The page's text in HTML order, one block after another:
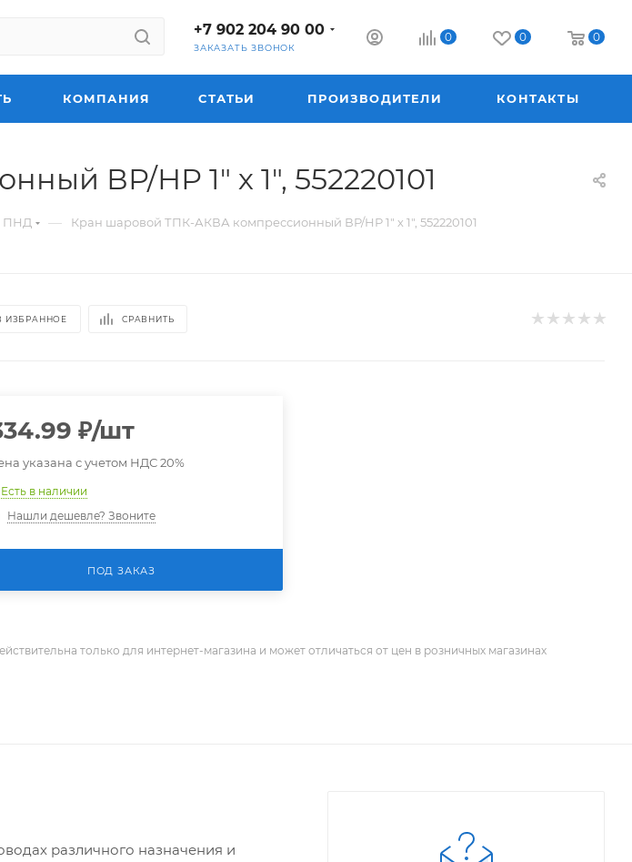
+7 902 204 90 00
ЗАКАЗАТЬ ЗВОНОК
0 0 0
КОМПАНИЯ СТАТЬИ ПРОИЗВОДИТЕЛИ КОНТАКТЫ
ВР/НР 1" х 1", 552220101
ПНД — Кран шаровой ТПК-АКВА компрессионный ВР/НР 1" х 1", 552220101
ИЗБРАННОЕ СРАВНИТЬ
₽/шт
указана с учетом НДС 20%
Есть в наличии
Нашли дешевле? Звоните
ПОД ЗАКАЗ
только для интернет-магазина и может отличаться от цен в розничных магазинах
различного назначения и